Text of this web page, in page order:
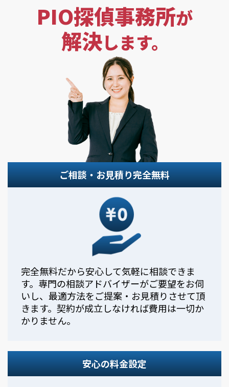
PIO探偵事務所が
解決します。
ご相談・お見積り完全無料
完全無料だから安心して気軽に相談できま
す。専門の相談アドバイザーがご要望をお伺
いし、最適方法をご提案・お見積りさせて頂
きます。契約が成立しなければ費用は一切か
かりません。
安心の料金設定